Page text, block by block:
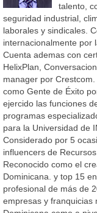
talento,
seguridad industrial,
laborales y sindicales.
internacionalmente por
Cuenta ademas con
HelixPlan,
manager por
como Gente de Éxito
ejercido las funciones
programas
para la Universidad de
Considerado por 5
influencers de
Reconocido como el
Dominicana. y top 15
profesional de más de
empresas y franquicias